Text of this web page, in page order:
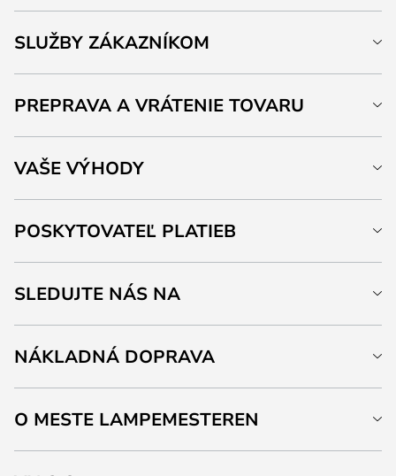
SLUŽBY ZÁKAZNÍKOM
PREPRAVA A VRÁTENIE TOVARU
VAŠE VÝHODY
POSKYTOVATEĽ PLATIEB
SLEDUJTE NÁS NA
NÁKLADNÁ DOPRAVA
O MESTE LAMPEMESTEREN